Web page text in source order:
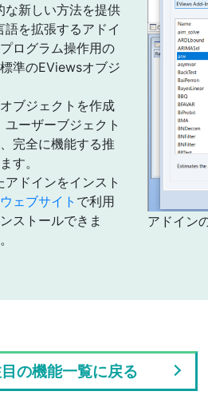
な新しい方法を提供
を拡張するアドイ
ログラム操作用の
準のEViewsオブジ
ブジェクトを作成
ーザーブジェクト
完全に機能する推
す。
ドインをインスト
ウェブサイト で利用
ストールできま
アドイン
の機能一覧に戻る